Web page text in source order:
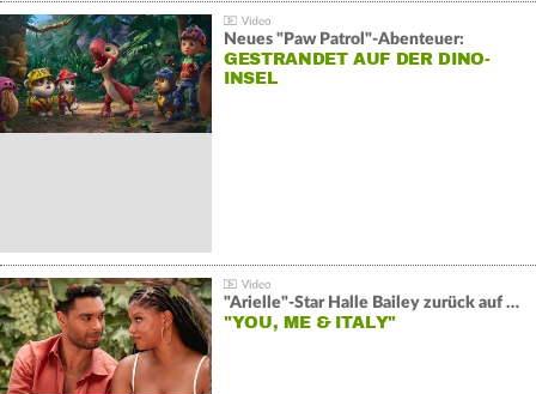
Neues "Paw Patrol"-Abenteuer:
GESTRANDET AUF DER DINO-
INSEL
"Arielle"-Star Halle Bailey zurück auf der Leinwand:
"YOU, ME & ITALY"